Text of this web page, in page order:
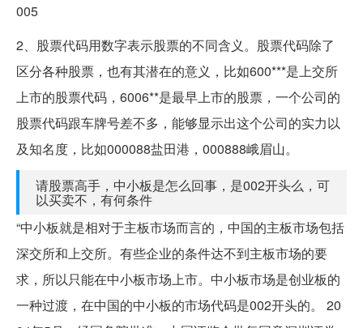
005
2、股票代码用数字表示股票的不同含义。股票代码除了
区分各种股票，也有其潜在的意义，比如600***是上交所
上市的股票代码，6006**是最早上市的股票，一个公司的
股票代码跟车牌号差不多，能够显示出这个公司的实力以
及知名度，比如000088盐田港，000888峨眉山。
请股票高手，中小板是怎么回事，是002开头么，可
以买卖不，有何条件
“中小板就是相对于主板市场而言的，中国的主板市场包括
深交所和上交所。有些企业的条件达不到主板市场的要
求，所以只能在中小板市场上市。中小板市场是创业板的
一种过渡，在中国的中小板的市场代码是002开头的。 20